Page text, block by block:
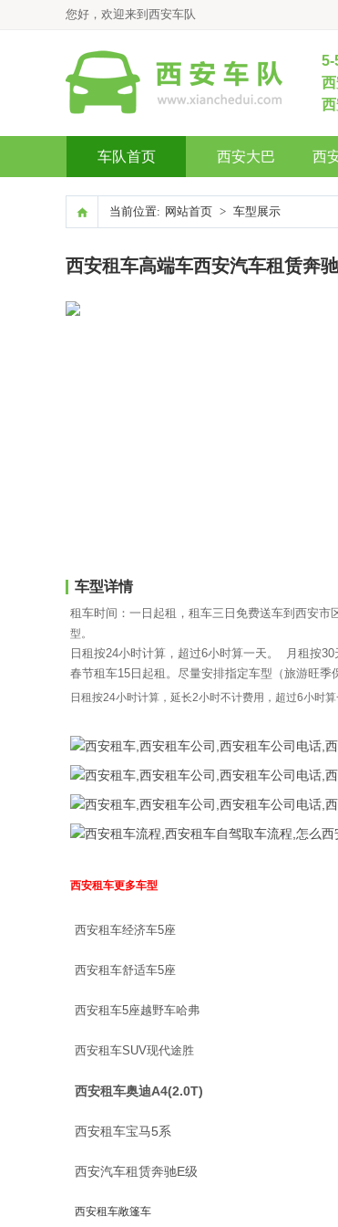
您好，欢迎来到西安车队
5-
车队首页 西安大巴 西
当前位置: 网站首页 > 车型展示
西安租车高端车西安汽车租赁奔
车型详情
租车时间：一日起租，租车三日免费送车到西安市
型。
日租按24小时计算，超过6小时算一天。 月租按30
春节租车15日起租。尽量安排指定车型（旅游旺季
日租按24小时计算，延长2小时不计费用，超过6小时
西安租车更多车型
西安租车经济车5座
西安租车舒适车5座
西安租车5座越野车哈弗
西安租车SUV现代途胜
西安租车奥迪A4(2.0T)
西安租车宝马5系
西安汽车租赁奔驰E级
西安租车敞篷车